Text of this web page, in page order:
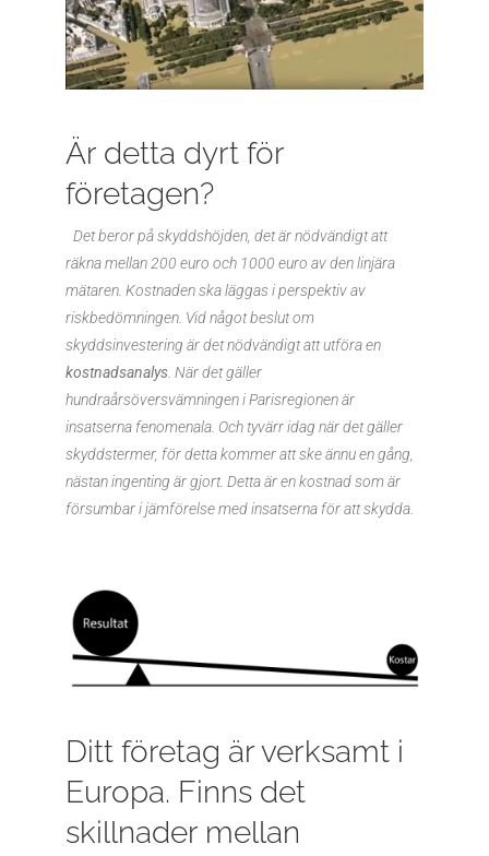
Är detta dyrt för
företagen?
Det beror på skyddshöjden, det är nödvändigt att
räkna mellan 200 euro och 1000 euro av den linjära
mätaren. Kostnaden ska läggas i perspektiv av
riskbedömningen. Vid något beslut om
skyddsinvestering är det nödvändigt att utföra en
kostnadsanalys. När det gäller
hundraårsöversvämningen i Parisregionen är
insatserna fenomenala. Och tyvärr idag när det gäller
skyddstermer, för detta kommer att ske ännu en gång,
nästan ingenting är gjort. Detta är en kostnad som är
försumbar i jämförelse med insatserna för att skydda.
Ditt företag är verksamt i
Europa. Finns det
skillnader mellan